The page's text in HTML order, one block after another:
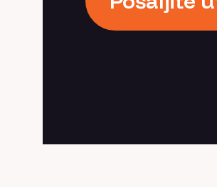
Pošaljite